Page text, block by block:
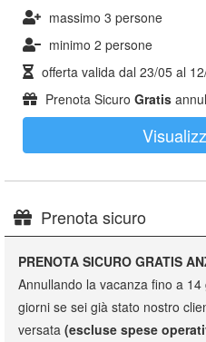
massimo 3 persone
minimo 2 persone
offerta valida dal 23/05 al
Prenota Sicuro Gratis
Prenota sicuro
PRENOTA SICURO GRATIS
Annullando la vacanza fino a
giorni se sei già stato nostro
versata (escluse spese